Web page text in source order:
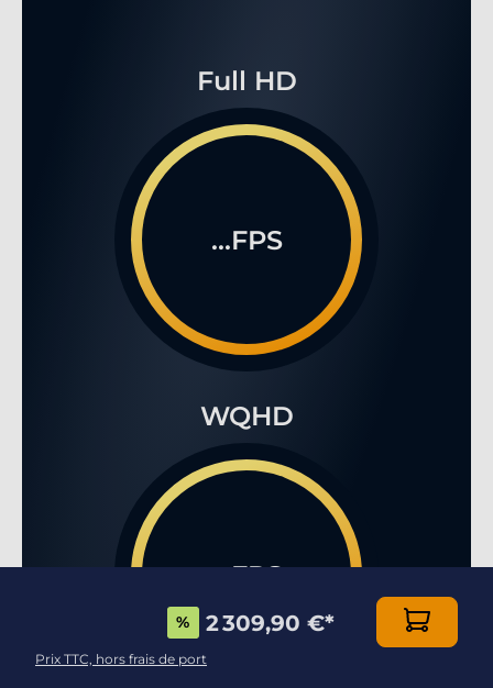
Full HD
...FPS
WQHD
...FPS
% 2 309,90 €*
Prix TTC, hors frais de port